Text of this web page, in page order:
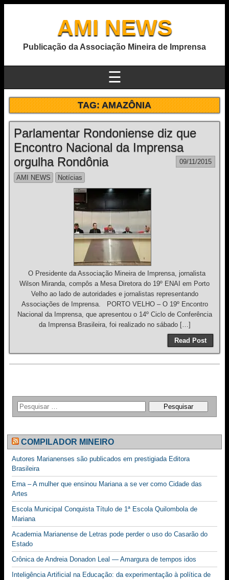
AMI NEWS
Publicação da Associação Mineira de Imprensa
☰
TAG:AMAZÔNIA
Parlamentar Rondoniense diz que
Encontro Nacional da Imprensa
orgulha Rondônia
09/11/2015
AMI NEWS Notícias
O Presidente da Associação Mineira de Imprensa, jornalista
Wilson Miranda, compôs a Mesa Diretora do 19º ENAI em Porto
Velho ao lado de autoridades e jornalistas representando
Associações de Imprensa. PORTO VELHO – O 19º Encontro
Nacional da Imprensa, que apresentou o 14º Ciclo de Conferência
da Imprensa Brasileira, foi realizado no sábado […]
Read Post
COMPILADOR MINEIRO
Autores Marianenses são publicados em prestigiada Editora
Brasileira
Erna – A mulher que ensinou Mariana a se ver como Cidade das
Artes
Escola Municipal Conquista Título de 1ª Escola Quilombola de
Mariana
Academia Marianense de Letras pode perder o uso do Casarão do
Estado
Crônica de Andreia Donadon Leal — Amargura de tempos idos
Inteligência Artificial na Educação: da experimentação à política de